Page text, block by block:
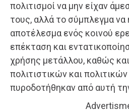
πολιτισμοί να μην είχαν
τους, αλλά το σύμπλεγμα να
αποτέλεσμα ενός κοινού
επέκταση και
χρήσης μετάλλου, καθώς
πολιτιστικών και
πυροδοτήθηκαν από αυτή